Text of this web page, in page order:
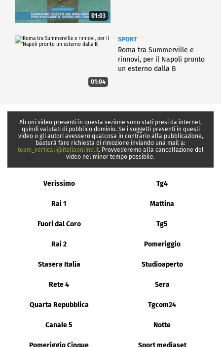
01:03
01:04
SPORT
Roma tra Summerville e
rinnovi, per il Napoli pronto
un esterno dalla B
Alcuni video presenti in questa sezione sono stati presi da internet,
quindi valutati di pubblico dominio. Se i soggetti presenti in questi
video o gli autori avessero qualcosa in contrario alla pubblicazione,
basterà fare richiesta di rimozione inviando una mail a:
team_verticali@italiaonline.it. Provvederemo alla cancellazione del
video nel minor tempo possibile.
Verissimo Tg4
Rai 1 Mattina
Fuori dal Coro Tg5
Rai 2 Pomeriggio
Stasera Italia Studioaperto
Rete 4 Sera
Quarta Repubblica Tgcom24
Canale 5 Notte